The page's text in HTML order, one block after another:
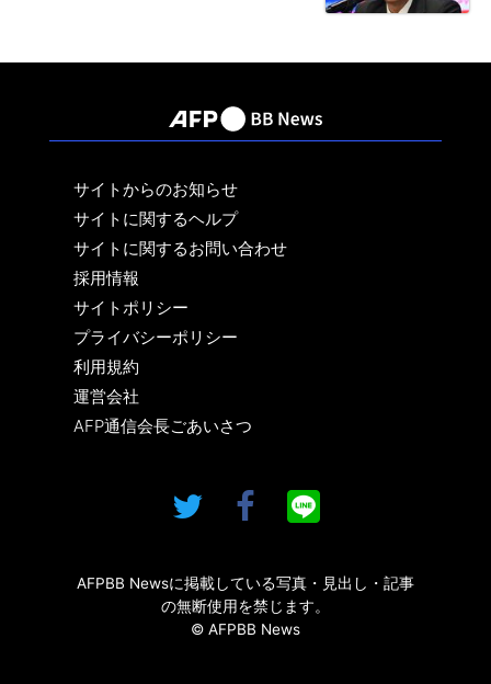
サイトからのお知らせ
サイトに関するヘルプ
サイトに関するお問い合わせ
採用情報
サイトポリシー
プライバシーポリシー
利用規約
運営会社
AFP通信会長ごあいさつ
AFPBB Newsに掲載している写真・見出し・記事
の無断使用を禁じます。
© AFPBB News